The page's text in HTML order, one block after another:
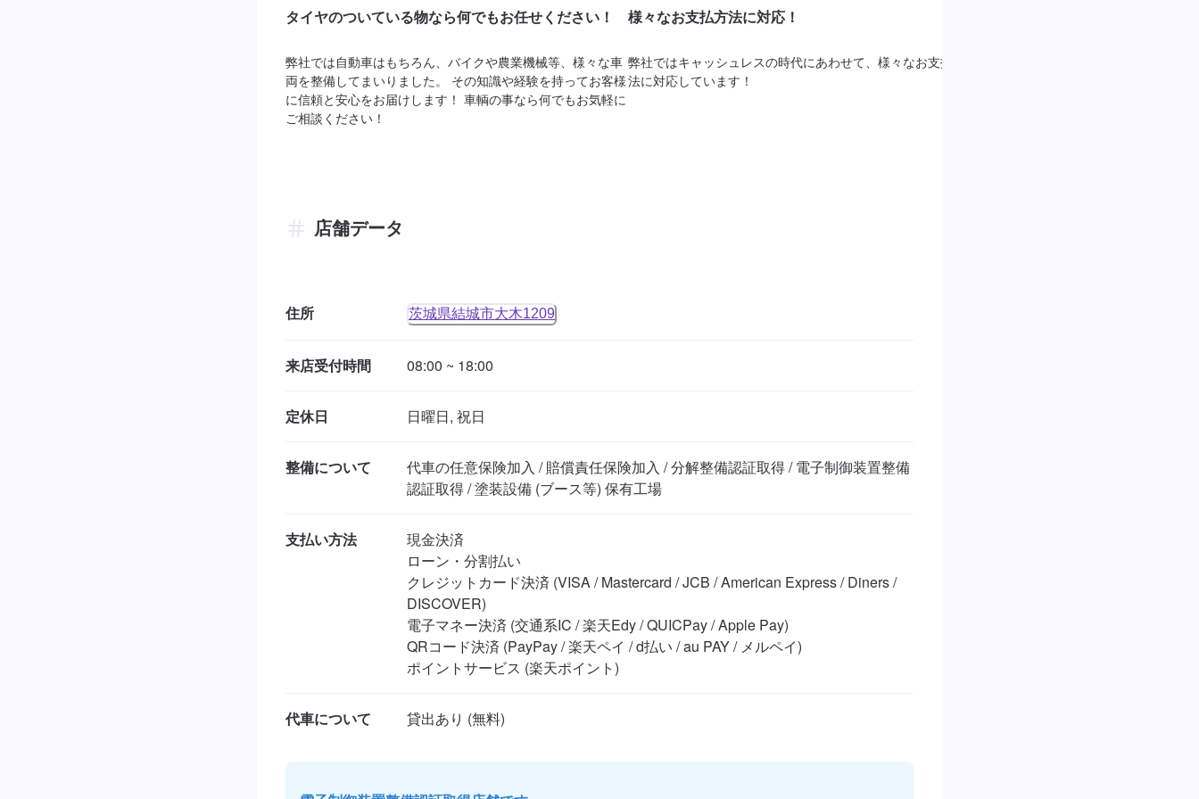
タイヤのついている物なら何でもお任せください！
弊社では自動車はもちろん、バイクや農業機械等、様々な車
両を整備してまいりました。 その知識や経験を持ってお客様
に信頼と安心をお届けします！ 車輌の事なら何でもお気軽に
ご相談ください！
様々なお支払方法に対応！
弊社ではキャッシュレスの時代にあわせて、様々なお支払方
法に対応しています！
店舗データ
住所 茨城県結城市大木1209
来店受付時間 08:00 ~ 18:00
定休日 日曜日, 祝日
整備について
代車の任意保険加入 / 賠償責任保険加入 / 分解整備認証取得 / 電子制御装置整備
認証取得 / 塗装設備 (ブース等) 保有工場
支払い方法
現金決済
ローン・分割払い
クレジットカード決済 (VISA / Mastercard / JCB / American Express / Diners /
DISCOVER)
電子マネー決済 (交通系IC / 楽天Edy / QUICPay / Apple Pay)
QRコード決済 (PayPay / 楽天ペイ / d払い / au PAY / メルペイ)
ポイントサービス (楽天ポイント)
代車について